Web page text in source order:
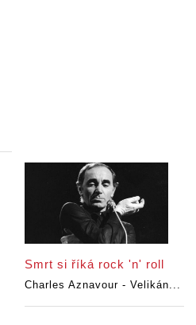
Smrt si říká rock 'n' roll
Charles Aznavour - Velikán...